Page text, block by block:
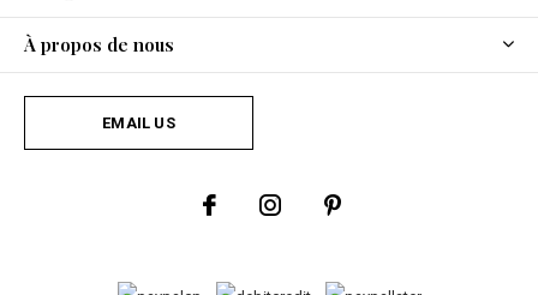
À propos de nous
EMAIL US